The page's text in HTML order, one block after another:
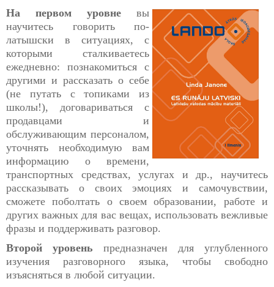
На первом уровне вы
научитесь говорить по-
латышски в ситуациях, с
которыми сталкиваетесь
ежедневно: познакомиться с
другими и рассказать о себе
(не путать с топиками из
школы!), договариваться с
продавцами и
обслуживающим персоналом,
уточнять необходимую вам
информацию о времени,
транспортных средствах, услугах и др., научитесь
рассказывать о своих эмоциях и самочувствии,
сможете поболтать о своем образовании, работе и
других важных для вас вещах, использовать вежливые
фразы и поддерживать разговор.
Второй уровень предназначен для углубленного
изучения разговорного языка, чтобы свободно
изъясняться в любой ситуации.